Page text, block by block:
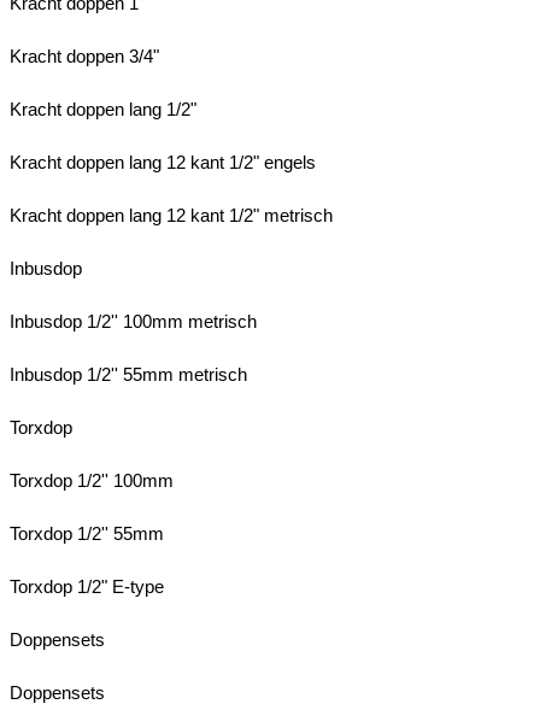
Kracht doppen 3/4"
Kracht doppen lang 1/2"
Kracht doppen lang 12 kant 1/2" engels
Kracht doppen lang 12 kant 1/2" metrisch
Inbusdop
Inbusdop 1/2'' 100mm metrisch
Inbusdop 1/2'' 55mm metrisch
Torxdop
Torxdop 1/2'' 100mm
Torxdop 1/2'' 55mm
Torxdop 1/2" E-type
Doppensets
Doppensets